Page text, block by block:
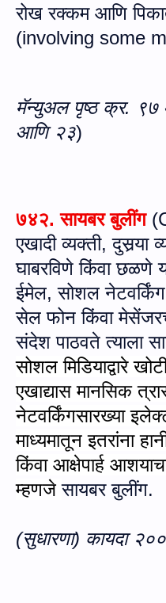
रोख रक्कम आणि
(involving some
मॅन्युअल पृष्ठ क्र. ९७
आणि २३)
७४२.सायबर बुलींग (
एखादीव्यक्ती,दुसर्‍या
घाबरविणे किंवा छळणे
ईमेल,सोशल नेटवर्किंग
सेल फोन किंवा मेसेंजर
संदेश पाठवते त्‍याला
सोशल मिडियाद्वारे
एखाद्यास मानसिक
नेटवर्किंगसारख्या
माध्यमातून इतरांना
किंवा आक्षेपार्ह
म्‍हणजेसायबर बुलींग.
(सुधारणा) कायदा